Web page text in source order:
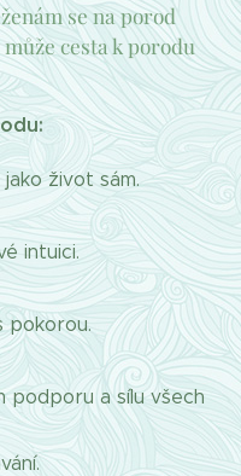
se na porod
cesta k porodu
život sám.
intuici.
pokorou.
podporu a sílu všech